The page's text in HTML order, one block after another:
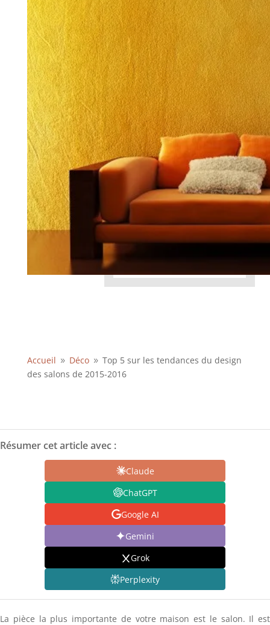
Accueil 9 Déco 9 Top 5 sur les tendances du design
des salons de 2015-2016
Résumer cet article avec :
Claude
ChatGPT
Google AI
Gemini
Grok
Perplexity
La pièce la plus importante de votre maison est le salon. Il est